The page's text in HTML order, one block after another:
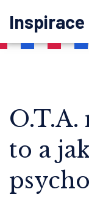
O.T.A.
to a